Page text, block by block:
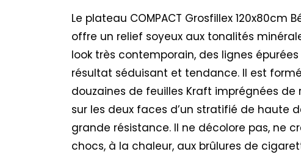
Le plateau COMPACT Grosfillex 120x80cm
offre un relief soyeux aux tonalités
look très contemporain, des lignes
résultat séduisant et tendance. Il est
douzaines de feuilles Kraft imprégnées de
sur les deux faces d’un stratifié de haute
grande résistance. Il ne décolore pas, ne
chocs, à la chaleur, aux brûlures de